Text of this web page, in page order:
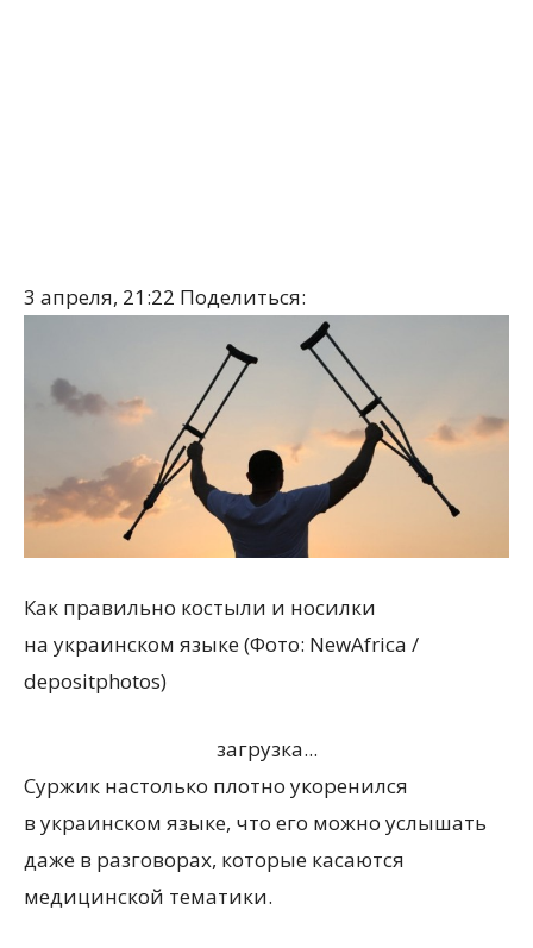
3 апреля, 21:22 Поделиться:
Как правильно костыли и носилки
на украинском языке (Фото: NewAfrica /
depositphotos)
загрузка...
Суржик настолько плотно укоренился
в украинском языке, что его можно услышать
даже в разговорах, которые касаются
медицинской тематики.